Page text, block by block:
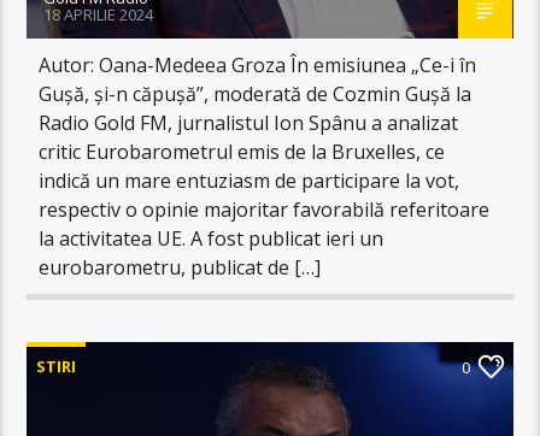
18 APRILIE 2024
Autor: Oana-Medeea Groza În emisiunea „Ce-i în
Gușă, și-n căpușă”, moderată de Cozmin Gușă la
Radio Gold FM, jurnalistul Ion Spânu a analizat
critic Eurobarometrul emis de la Bruxelles, ce
indică un mare entuziasm de participare la vot,
respectiv o opinie majoritar favorabilă referitoare
la activitatea UE. A fost publicat ieri un
eurobarometru, publicat de […]
STIRI 0